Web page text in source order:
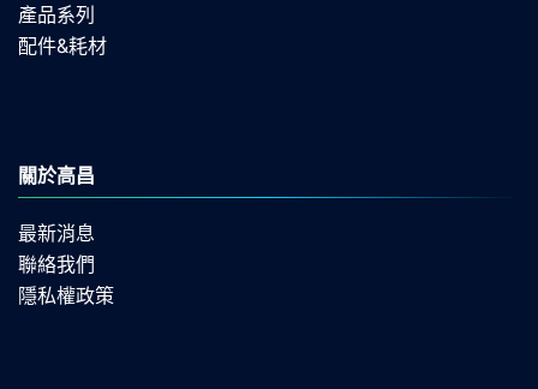
產品系列
配件&耗材
關於高昌
最新消息
聯絡我們
隱私權政策